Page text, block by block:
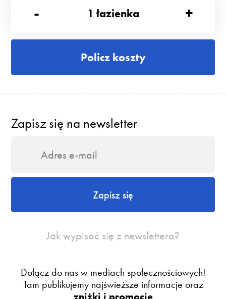
- 1 łazienka +
Policz koszty
Zapisz się na newsletter
Zapisz się
Jak wypisać się z newslettera?
Dołącz do nas w mediach społecznościowych!
Tam publikujemy najświeższe informacje oraz